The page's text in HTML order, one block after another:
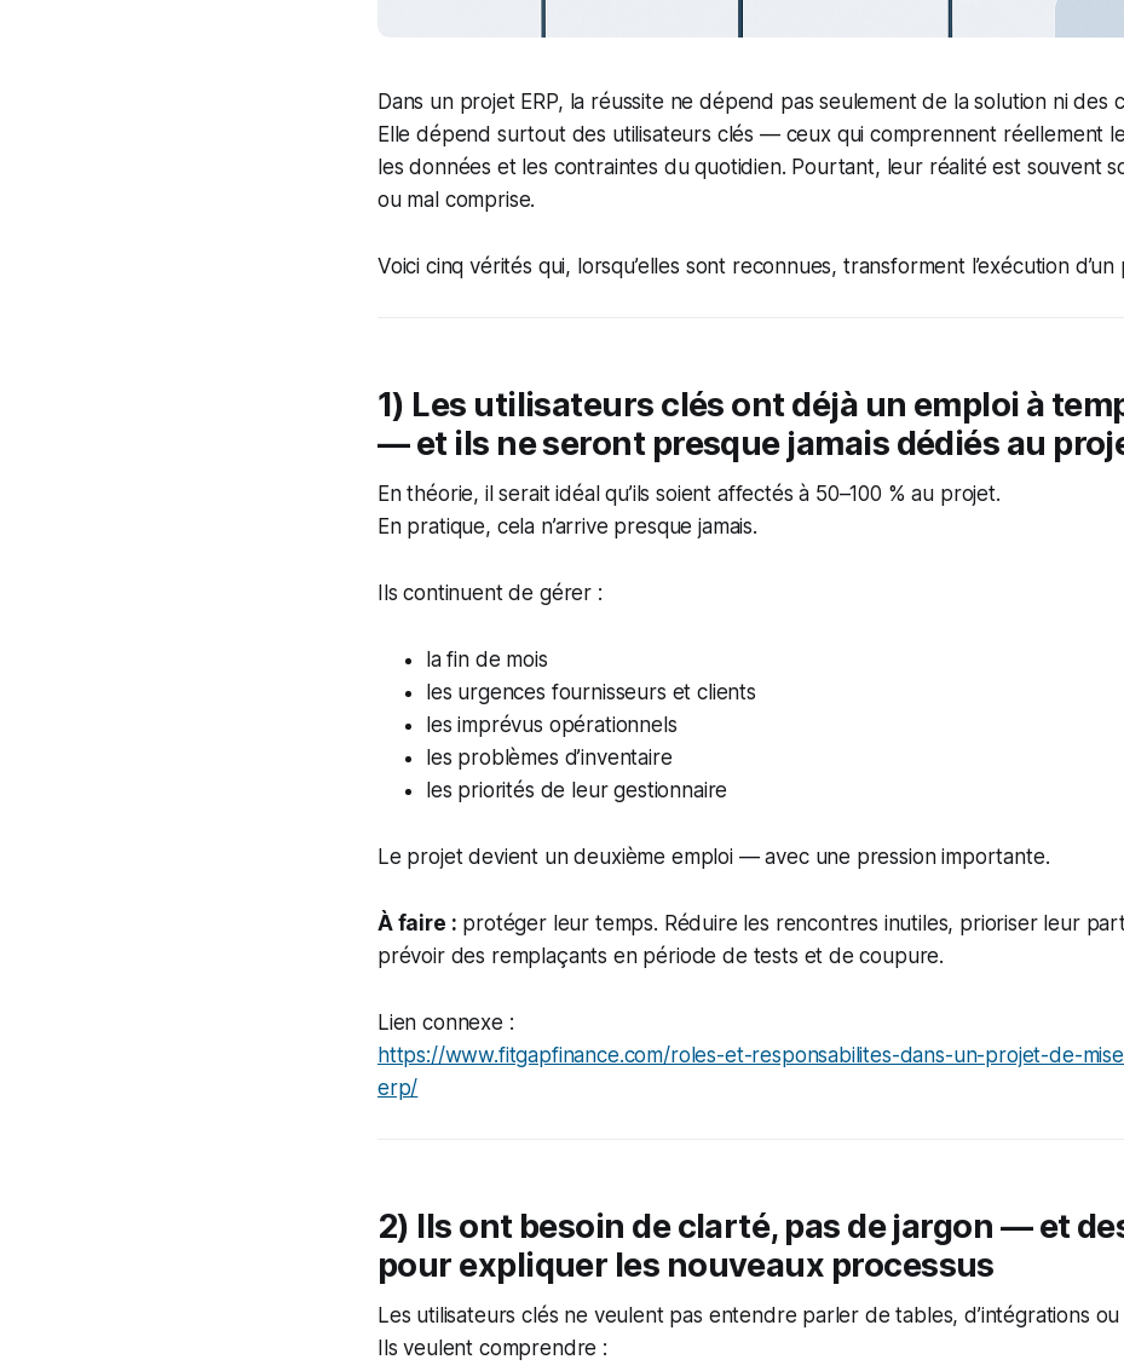
Dans un projet ERP, la réussite ne dépend pas seulement de la solution ni des
Elle dépend surtout des utilisateurs clés — ceux qui comprennent réellement
les données et les contraintes du quotidien. Pourtant, leur réalité est souvent
ou mal comprise.
Voici cinq vérités qui, lorsqu’elles sont reconnues, transforment l’exécution d’un
1) Les utilisateurs clés ont déjà un emploi à
— et ils ne seront presque jamais dédiés au
En théorie, il serait idéal qu’ils soient affectés à 50–100 % au projet.
En pratique, cela n’arrive presque jamais.
Ils continuent de gérer :
la fin de mois
les urgences fournisseurs et clients
les imprévus opérationnels
les problèmes d’inventaire
les priorités de leur gestionnaire
Le projet devient un deuxième emploi — avec une pression importante.
À faire : protéger leur temps. Réduire les rencontres inutiles, prioriser leur
prévoir des remplaçants en période de tests et de coupure.
Lien connexe :
https://www.fitgapfinance.com/roles-et-responsabilites-dans-un-projet-de-
erp/
2) Ils ont besoin de clarté, pas de jargon — et
pour expliquer les nouveaux processus
Les utilisateurs clés ne veulent pas entendre parler de tables, d’intégrations ou
Ils veulent comprendre :